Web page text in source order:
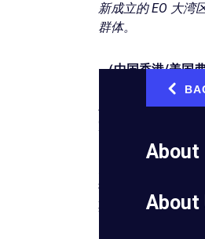
About
About
新成立的 EO 大湾
群体。
（中国香港/美国
（EO）最新分会的
卓越的创业精神，
家，但大部分时间
拥有8600万人口，
其 GDP 将在全球